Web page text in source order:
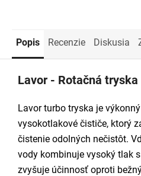
Popis Recenzie Diskusia
Lavor - Rotačná
Lavor turbo tryska je
vysokotlakové čističe, ktorý
čistenie odolných nečistôt.
vody kombinuje vysoký tlak
zvyšuje účinnosť oproti